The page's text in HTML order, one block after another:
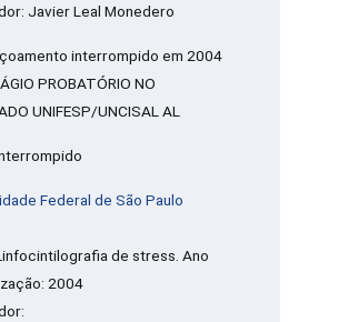
Javier Leal Monedero
interrompido em 2004
PROBATÓRIO NO
UNIFESP/UNCISAL AL
Federal de São Paulo
de stress. Ano
2004